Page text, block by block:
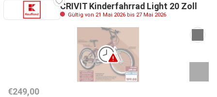
CRIVIT Kinderfahrrad Light 20 Zoll
Gültig von 21 Mai 2026 bis 27 Mai 2026
€249,00